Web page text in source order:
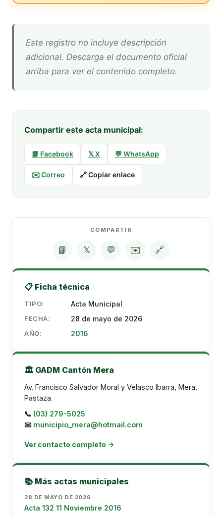
Este registro no incluye descripción
adicional. Descarga el documento oficial
arriba para ver el contenido completo.
Compartir este acta municipal:
📘 Facebook 𝕏 X 💬 WhatsApp
✉️ Correo 🔗 Copiar enlace
COMPARTIR
📘 𝕏 💬 ✉️ 🔗
📋 Ficha técnica
TIPO: Acta Municipal
FECHA: 28 de mayo de 2026
AÑO: 2016
🏛️ GADM Cantón Mera
Av. Francisco Salvador Moral y Velasco Ibarra, Mera,
Pastaza.
📞 (03) 279-5025
📧 municipio_mera@hotmail.com
Ver contacto completo →
📚 Más actas municipales
28 DE MAYO DE 2026
Acta 132 11 Noviembre 2016